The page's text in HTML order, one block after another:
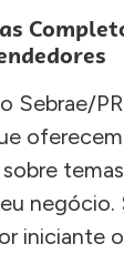
Sebrae/
negócio.
iniciante